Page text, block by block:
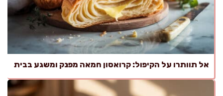
אל תוותרו על הקיפול: קרואסון חמאה מפנק ומשגע בבית